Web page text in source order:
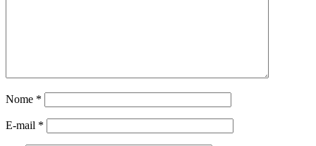
Nome *
E-mail *